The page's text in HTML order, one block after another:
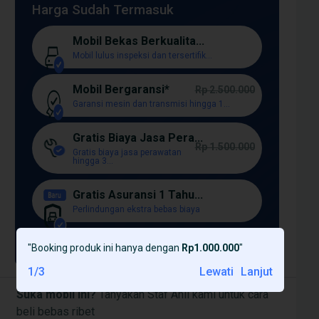
Harga Sudah Termasuk
Mobil Bekas Berkualita...
Mobil lulus inspeksi dan tersertifik...
Mobil Bergaransi* Rp 2.500.000
Garansi mesin dan transmisi hingga 1...
Gratis Biaya Jasa Pera...
Rp 1.500.000
Gratis biaya jasa perawatan
hingga 3...
Gratis Asuransi 1 Tahu...
Perlindungan ekstra bebas biaya
Lagi [+]
Suka mobil ini? Tanyakan Staf Ahli kami untuk cara
beli bebas ribet
"Booking produk ini hanya dengan Rp1.000.000"
1/3 Lewati Lanjut